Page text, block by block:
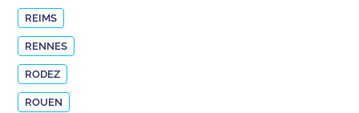
REIMS
RENNES
RODEZ
ROUEN